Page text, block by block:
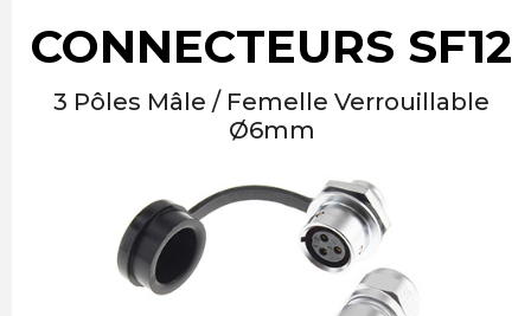
CONNECTEURS SF12
3 Pôles Mâle / Femelle Verrouillable
Ø6mm